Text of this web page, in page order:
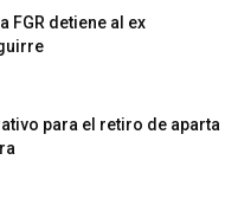
FGR detiene al ex
para el retiro de aparta